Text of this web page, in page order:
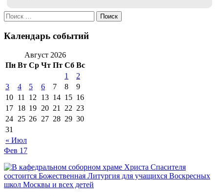
Искать:
Календарь событий
Август 2026
Пн Вт Ср Чт Пт Сб Вс
« Июл
1
2
3
4 5 6 7 8
9
10 11 12 13 14 15 16
17 18 19 20 21 22 23
24 25 26 27 28 29 30
31
Фев 17